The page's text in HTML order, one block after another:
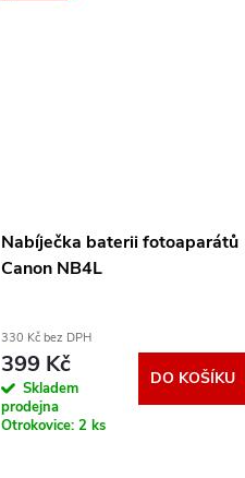
Nabíječka baterii fotoaparátů
Canon NB4L
330 Kč bez DPH
399 Kč
Skladem
prodejna
Otrokovice:2 ks
DO KOŠÍKU